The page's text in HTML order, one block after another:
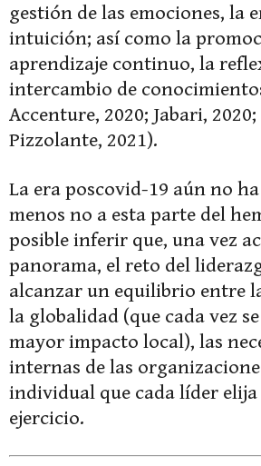
gestión de las emociones, la
intuición; así como la
aprendizaje continuo, la
intercambio de
Accenture, 2020; Jabari,
Pizzolante, 2021).
La era poscovid-19 aún no
menos no a esta parte del
posible inferir que, una vez
panorama, el reto del
alcanzar un equilibrio entre
la globalidad (que cada vez
mayor impacto local), las
internas de las
individual que cada líder elija
ejercicio.